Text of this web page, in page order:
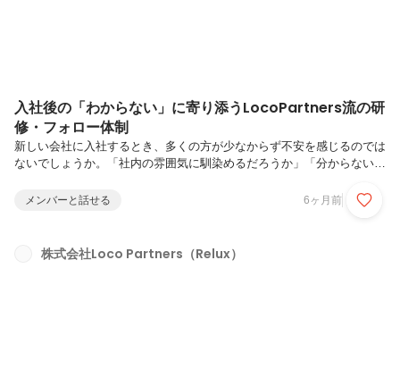
入社後の「わからない」に寄り添うLocoPartners流の研
修・フォロー体制
新しい会社に入社するとき、多くの方が少なからず不安を感じるのでは
ないでしょうか。「社内の雰囲気に馴染めるだろうか」「分からないこ
ばせばいいんだろう」こうした迷いは、入社直後だけでなく、少し時間
みを一人で抱え込まなくていい環境をつくっています。そこで、本記事
では、入社直後からその後の成長まで、フェーズごとに用意している研
メンバーと話せる 6ヶ月前
株式会社Loco Partners（Relux）